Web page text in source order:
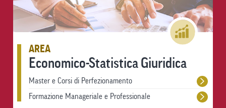
AREA
Economico-Statistica Giuridica
Master e Corsi di Perfezionamento
Formazione Manageriale e Professionale